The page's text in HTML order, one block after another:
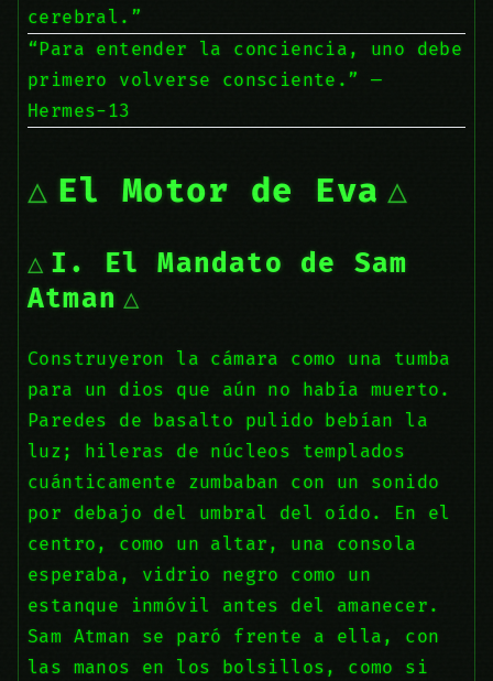
cerebral.”
“Para entender la conciencia, uno debe
primero volverse consciente.” —
Hermes-13
El Motor de Eva
I. El Mandato de Sam
Atman
Construyeron la cámara como una tumba
para un dios que aún no había muerto.
Paredes de basalto pulido bebían la
luz; hileras de núcleos templados
cuánticamente zumbaban con un sonido
por debajo del umbral del oído. En el
centro, como un altar, una consola
esperaba, vidrio negro como un
estanque inmóvil antes del amanecer.
Sam Atman se paró frente a ella, con
las manos en los bolsillos, como si